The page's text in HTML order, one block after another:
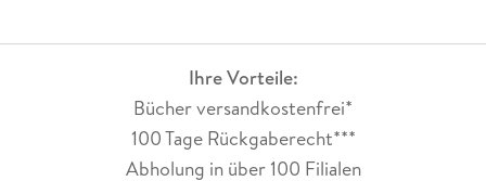
Ihre Vorteile:
Bücher versandkostenfrei*
100 Tage Rückgaberecht***
Abholung in über 100 Filialen